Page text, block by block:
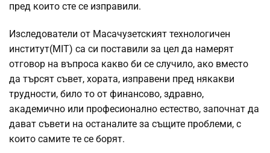
пред които сте се изправили.
Изследователи от Масачузетският технологичен
институт(MIT) са си поставили за цел да намерят
отговор на въпроса какво би се случило, ако вместо
да търсят съвет, хората, изправени пред някакви
трудности, било то от финансово, здравно,
академично или професионално естество, започнат да
дават съвети на останалите за същите проблеми, с
които самите те се борят.